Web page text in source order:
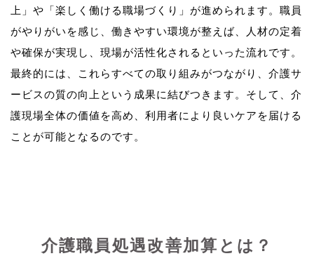
上」や「楽しく働ける職場づくり」が進められます。職員
がやりがいを感じ、働きやすい環境が整えば、人材の定着
や確保が実現し、現場が活性化されるといった流れです。
最終的には、これらすべての取り組みがつながり、介護サ
ービスの質の向上という成果に結びつきます。そして、介
護現場全体の価値を高め、利用者により良いケアを届ける
介護職員処遇改善加算とは？